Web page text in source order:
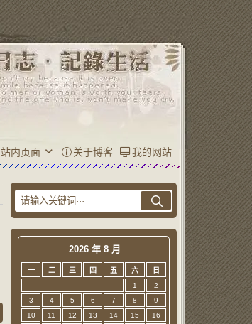
站内页面 关于博客 我的网站
2026 年 8 月
一 二 三 四 五 六
日
1
2
3
4 5 6 7 8
9
10
11 12 13 14 15
16